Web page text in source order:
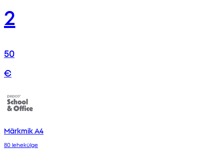
2
50
€
Märkmik A4
80 lehekülge